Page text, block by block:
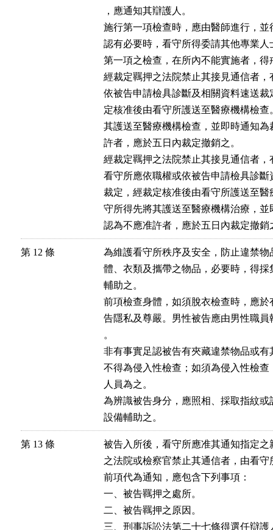
，應通知其辯護人。
施行第一項檢查時，應由醫師進行，
認有必要時，看守所得委請其他專業人
第一項之檢查，在所內不能實施者，得
經裁定羈押之法院禁止其接見通信者
依被告申請檢具診斷及相關資料速送
定核准後由看守所護送至醫療機構檢
其護送至醫療機構檢查，並即時通知
許者，應於五日內裁定撤銷之。
經裁定羈押之法院禁止其接見通信者
看守所應依職權或依被告申請檢具診
裁定，經裁定核准後由看守所護送至
守所得先將其護送至醫療機構治療，
認為不應准許者，應於五日內裁定撤銷
第 12 條
為維護看守所秩序及安全，防止違禁
體、衣類及攜帶之物品，必要時，得
輔助之。
前項檢查身體，如須脫衣檢查時，應
告隱私及尊嚴。男性被告應由男性職
。
非有事實足認被告有夾藏違禁物品或
不得為侵入性檢查；如須為侵入性檢
人員為之。
為辨識被告身分，應照相、採取指紋
設備輔助之。
第 13 條
被告入所後，看守所應准其通知指定
之法院或檢察官禁止其通信者，由看守
前項代為通知，應包含下列事項：
一、被告羈押之處所。
二、被告羈押之原因。
三、刑事訴訟法第二十七條得選任辯護